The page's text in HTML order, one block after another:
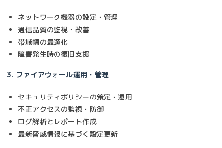
ネットワーク機器の設定・管理
通信品質の監視・改善
帯域幅の最適化
障害発生時の復旧支援
3. ファイアウォール運用・管理
セキュリティポリシーの策定・運用
不正アクセスの監視・防御
ログ解析とレポート作成
最新脅威情報に基づく設定更新